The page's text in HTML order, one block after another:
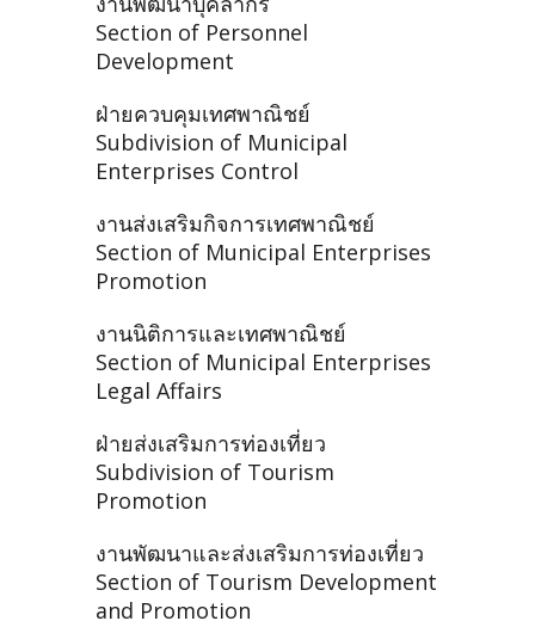
Section of Personnel
Development
ฝ่ายควบคุมเทศพาณิชย์
Subdivision of Municipal
Enterprises Control
งานส่งเสริมกิจการเทศพาณิชย์
Section of Municipal Enterprises
Promotion
งานนิติการและเทศพาณิชย์
Section of Municipal Enterprises
Legal Affairs
ฝ่ายส่งเสริมการท่องเที่ยว
Subdivision of Tourism
Promotion
งานพัฒนาและส่งเสริมการท่องเที่ยว
Section of Tourism Development
and Promotion